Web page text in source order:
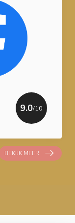
9.0/10
BEKIJK MEER